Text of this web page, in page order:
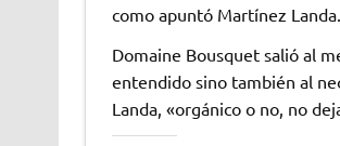
como apuntó Martínez Landa.
Domaine Bousquet salió al
entendido sino también al
Landa, «orgánico o no, no